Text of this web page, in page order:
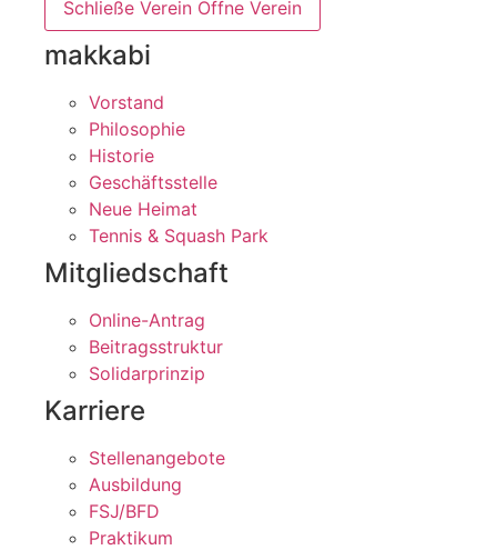
Schließe Verein Öffne Verein
makkabi
Vorstand
Philosophie
Historie
Geschäftsstelle
Neue Heimat
Tennis & Squash Park
Mitgliedschaft
Online-Antrag
Beitragsstruktur
Solidarprinzip
Karriere
Stellenangebote
Ausbildung
FSJ/BFD
Praktikum